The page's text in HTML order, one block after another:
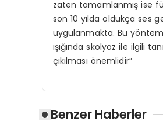
zaten tamamlanmış ise
son 10 yılda oldukça ses
uygulanmakta. Bu
ışığında skolyoz ile ilgili
çıkılması önemlidir”
Benzer Haberler